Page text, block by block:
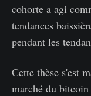
cohorte a agi
tendances
pendant les
Cette thèse s'est
marché du